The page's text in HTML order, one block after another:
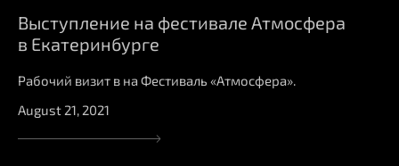
Выступление на фестивале Атмосфера
в Екатеринбурге
Рабочий визит в на Фестиваль «Атмосфера».
August 21, 2021